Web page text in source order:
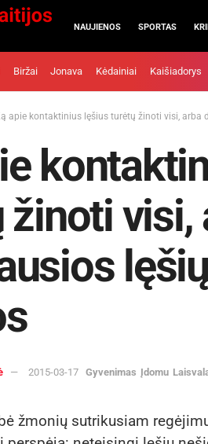
NAUJIENOS SPORTAS
Biržai Jonava Kėdainiai Kaišiadorys
apie kontaktinius lęšius turėtų žinoti visi, arba
visi,
2015-03-17 Gyvenimas Įdomu
žmonių sutrikusiam